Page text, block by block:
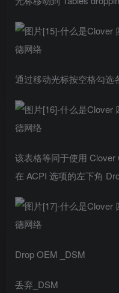
通过移动光标按空格勾选
该表格等同于使用 Clover
在 ACPI 选项的左下角
Drop OEM _DSM
丢弃_DSM